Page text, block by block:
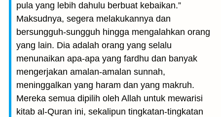
pula yang lebih dahulu berbuat kebaikan.”
Maksudnya, segera melakukannya dan
bersungguh-sungguh hingga mengalahkan orang
yang lain. Dia adalah orang yang selalu
menunaikan apa-apa yang fardhu dan banyak
mengerjakan amalan-amalan sunnah,
meninggalkan yang haram dan yang makruh.
Mereka semua dipilih oleh Allah untuk mewarisi
kitab al-Quran ini, sekalipun tingkatan-tingkatan